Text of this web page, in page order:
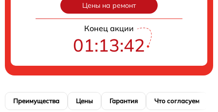
Цены на ремонт
Конец акции
01:13:41
Преимущества Цены Гарантия Что согласуем